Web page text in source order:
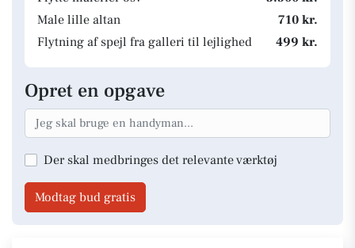
Male lille altan
710 kr.
Flytning af spejl fra galleri til lejlighed
499 kr.
Opret en opgave
Der skal medbringes det relevante værktøj
Modtag bud gratis